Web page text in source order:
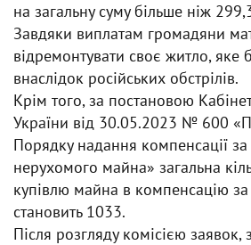
на загальну суму більше ніж
Завдяки виплатам громадяни
відремонтувати своє житло,
внаслідок російських обстрілів.
Крім того, за постановою
України від 30.05.2023 № 600
Порядку надання компенсації за
нерухомого майна» загальна
купівлю майна в компенсацію
становить 1033.
Після розгляду комісією